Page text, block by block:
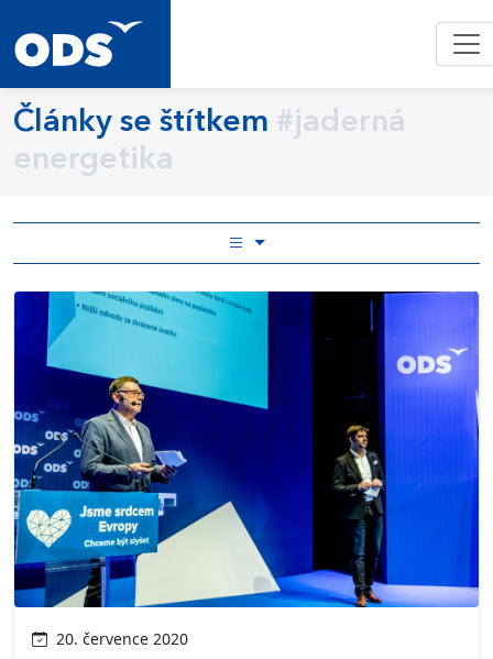
Články se štítkem #jaderná
energetika
20. července 2020